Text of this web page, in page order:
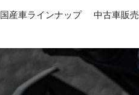
国産車ラインナップ 中古車販売